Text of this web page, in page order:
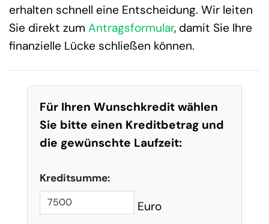
erhalten schnell eine Entscheidung. Wir leiten
Sie direkt zum Antragsformular, damit Sie Ihre
finanzielle Lücke schließen können.
Für Ihren Wunschkredit wählen
Sie bitte einen Kreditbetrag und
die gewünschte Laufzeit:
Kreditsumme:
Euro